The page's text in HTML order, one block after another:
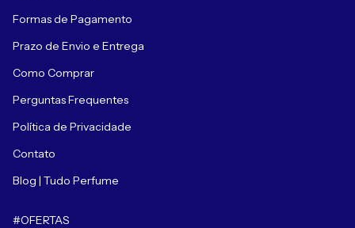
Formas de Pagamento
Prazo de Envio e Entrega
Como Comprar
Perguntas Frequentes
Política de Privacidade
Contato
Blog | Tudo Perfume
#OFERTAS